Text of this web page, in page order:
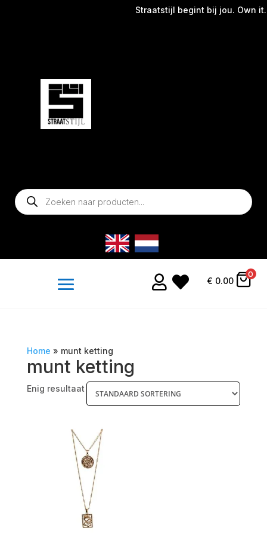
Straatstijl begint bij jou. Own it.
Producten
zoeken
  € 0.00
0
Home » munt ketting
munt ketting
Enig resultaat